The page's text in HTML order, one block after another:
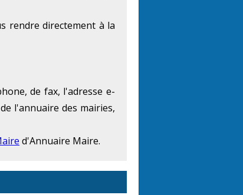
rendre directement à la
de fax, l'adresse e-
l'annuaire des mairies,
d'Annuaire Maire.